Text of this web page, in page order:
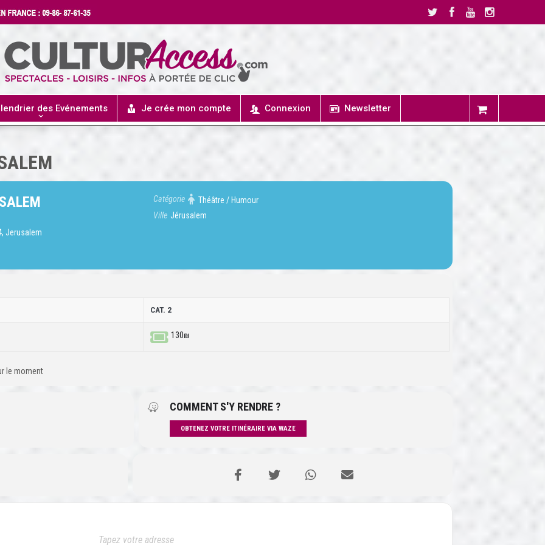
des Evénements Je crée mon compte Connexion Newsletter
Jerusalem
Catégorie
Théâtre / Humour
Ville Jérusalem
CAT. 2
130₪
le moment
COMMENT S'Y RENDRE ?
OBTENEZ VOTRE ITINÉRAIRE VIA WAZE